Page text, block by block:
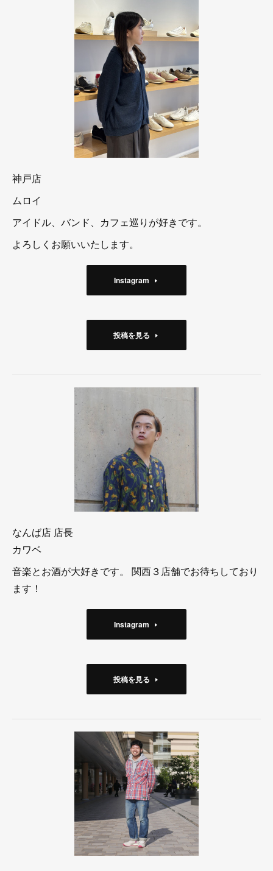
神戸店
ムロイ
アイドル、バンド、カフェ巡りが好きです。
よろしくお願いいたします。
Instagram
投稿を見る
なんば店 店長
カワベ
音楽とお酒が大好きです。 関西３店舗でお待ちしており
ます！
Instagram
投稿を見る